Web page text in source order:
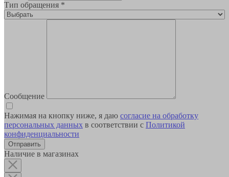
Тип обращения *
Сообщение
Нажимая на кнопку ниже, я даю согласие на обработку
персональных данных в соответствии с Политикой
конфиденциальности
Наличие в магазинах